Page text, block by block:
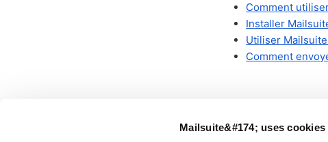
Mailsuite&#174; uses cookies
Comment
Installer
Utiliser
Comment